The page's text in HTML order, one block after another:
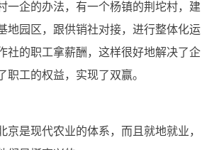
一企的办法，有一个杨镇的荆坨村，建
地园区，跟供销社对接，进行整体化运
社的职工拿薪酬，这样很好地解决了企
职工的权益，实现了双赢。
京是现代农业的体系，而且就地就业，